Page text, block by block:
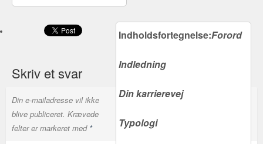
Indholdsfortegnelse:Forord
Indledning
Din karrierevej
Typologi
Skriv et svar
Din e-mailadresse vil ikke
blive publiceret. Krævede
felter er markeret med *